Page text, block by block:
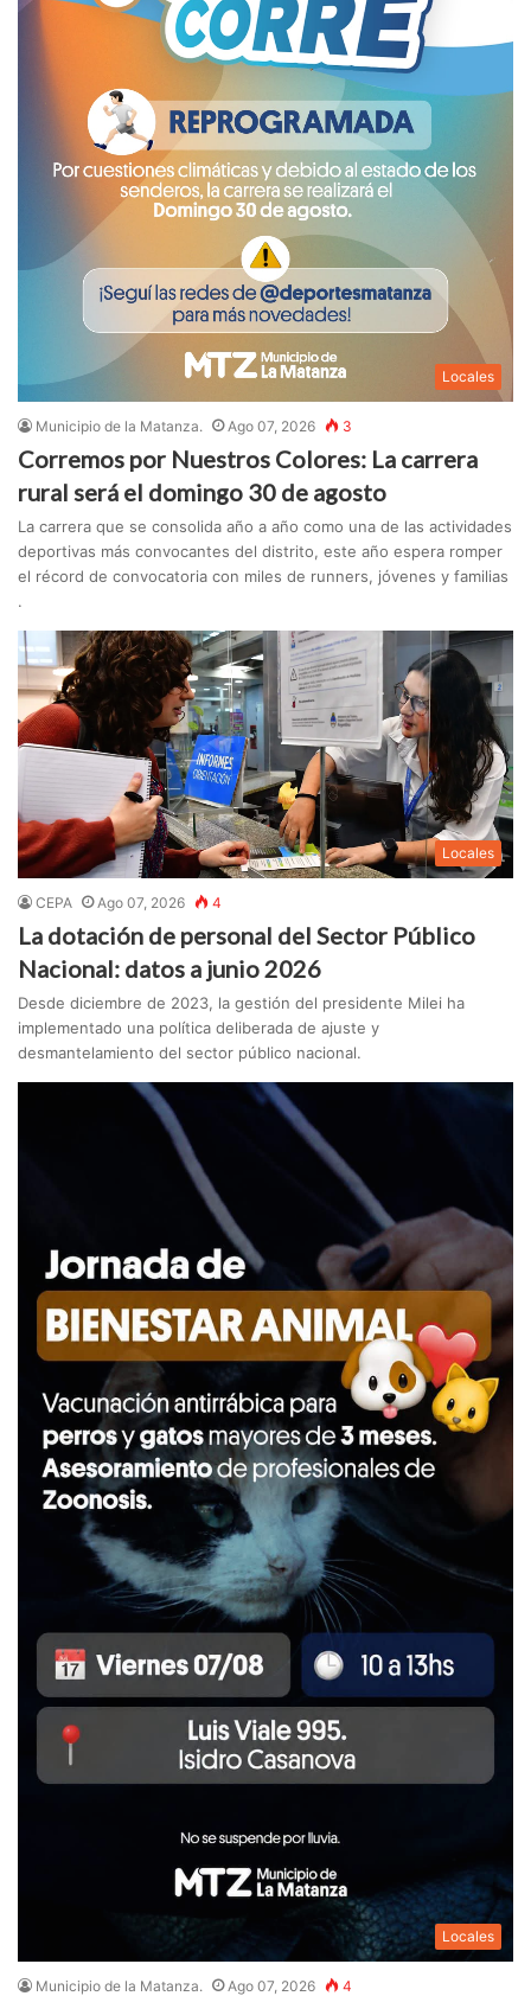
Locales
Municipio de la Matanza. Ago 07, 2026 3
Corremos por Nuestros Colores: La carrera
rural será el domingo 30 de agosto
La carrera que se consolida año a año como una de las actividades
deportivas más convocantes del distrito, este año espera romper
el récord de convocatoria con miles de runners, jóvenes y familias
.
Locales
CEPA Ago 07, 2026 4
La dotación de personal del Sector Público
Nacional: datos a junio 2026
Desde diciembre de 2023, la gestión del presidente Milei ha
implementado una política deliberada de ajuste y
desmantelamiento del sector público nacional.
Locales
Municipio de la Matanza. Ago 07, 2026 4